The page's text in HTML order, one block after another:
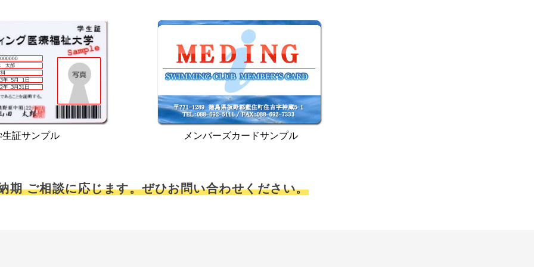
生証サンプル メンバーズカードサンプル
期 ご相談に応じます。ぜひお問い合わせください。